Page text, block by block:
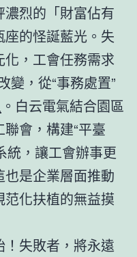
烈的「財富佔有
的怪誕藍光。失
，工會任務需求
變，從“事務處置”
。白云電氣結合園區
會，構建“平臺
統，讓工會辦事更
是企業層面推動
化扶植的無益摸
失敗者，將永遠